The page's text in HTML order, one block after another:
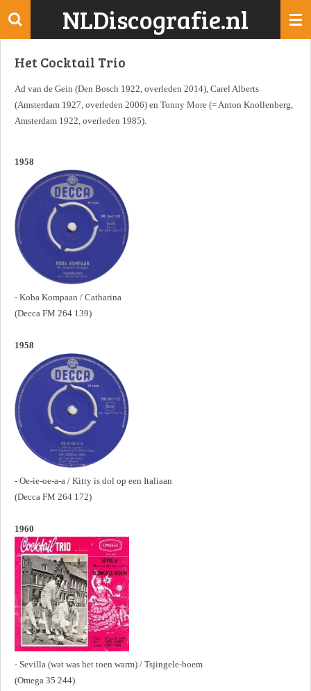
Ga
de
NLDiscografie.nl
Het Cocktail Trio
Ad van de Gein (Den Bosch 1922, overleden 2014), Carel Alberts
(Amsterdam 1927, overleden 2006) en Tonny More (= Anton Knollenberg,
Amsterdam 1922, overleden 1985).
1958
- Koba Kompaan / Catharina
(Decca FM 264 139)
1958
- Oe-ie-oe-a-a / Kitty is dol op een Italiaan
(Decca FM 264 172)
1960
- Sevilla (wat was het toen warm) / Tsjingele-boem
(Omega 35 244)